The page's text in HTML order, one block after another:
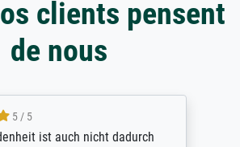
clients pensent
de nous
5 / 5
ist auch nicht dadurch